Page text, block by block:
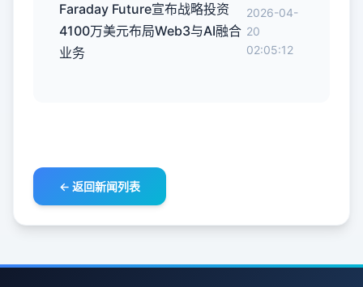
Faraday Future宣布战略投资
4100万美元布局Web3与AI融合
业务
2026-04-
20
02:05:12
← 返回新闻列表